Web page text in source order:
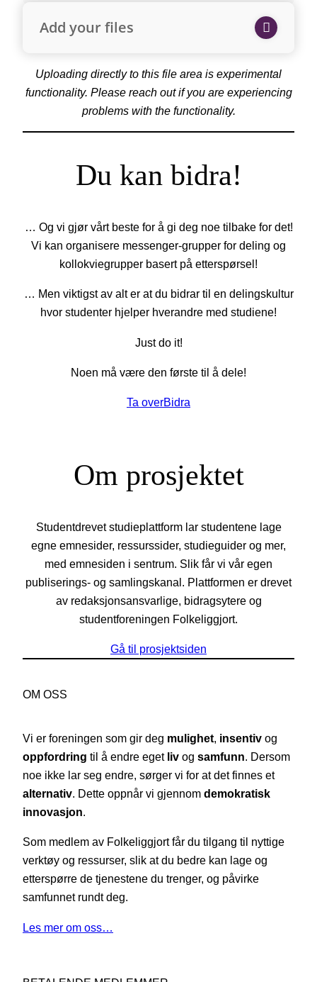
Add your files
Uploading directly to this file area is experimental
functionality. Please reach out if you are experiencing
problems with the functionality.
Du kan bidra!
… Og vi gjør vårt beste for å gi deg noe tilbake for det!
Vi kan organisere messenger-grupper for deling og
kollokviegrupper basert på etterspørsel!
… Men viktigst av alt er at du bidrar til en delingskultur
hvor studenter hjelper hverandre med studiene!
Just do it!
Noen må være den første til å dele!
Ta overBidra
Om prosjektet
Studentdrevet studieplattform lar studentene lage
egne emnesider, ressurssider, studieguider og mer,
med emnesiden i sentrum. Slik får vi vår egen
publiserings- og samlingskanal. Plattformen er drevet
av redaksjonsansvarlige, bidragsytere og
studentforeningen Folkeliggjort.
Gå til prosjektsiden
OM OSS
Vi er foreningen som gir deg mulighet, insentiv og
oppfordring til å endre eget liv og samfunn. Dersom
noe ikke lar seg endre, sørger vi for at det finnes et
alternativ. Dette oppnår vi gjennom demokratisk
innovasjon.
Som medlem av Folkeliggjort får du tilgang til nyttige
verktøy og ressurser, slik at du bedre kan lage og
etterspørre de tjenestene du trenger, og påvirke
samfunnet rundt deg.
Les mer om oss…